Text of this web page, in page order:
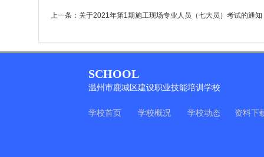
上一条： 关于2021年第1期施工现场专业人员（七大员）考试的通知
SCHOOL
温州市鹿城区建设职业技能培训学校
学校首页 学校概况 学校动态 资料下